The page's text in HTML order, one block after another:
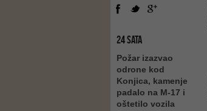
24 SATA
Požar izazvao
odrone kod
Konjica, kamenje
padalo na M-17 i
oštetilo vozila